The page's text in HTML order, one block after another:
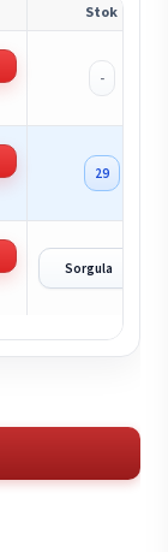
Stok
-
29
Sorgula